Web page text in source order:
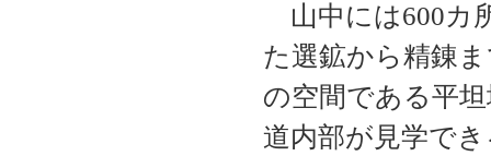
山中には600カ
た選鉱から精錬
の空間である平
道内部が見学で